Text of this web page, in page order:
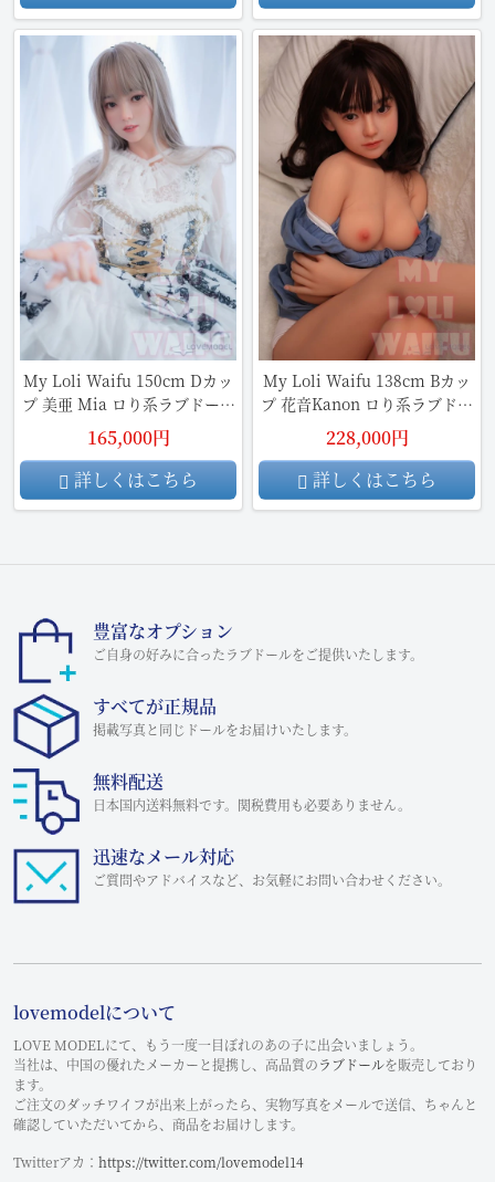
My Loli Waifu 150cm Dカッ
プ 美亜 Mia ロり系ラブドール
TPE材質ボディ
165,000円
詳しくはこちら
My Loli Waifu 138cm Bカッ
プ 花音Kanon ロり系ラブドー
ル TPE材質ボディ
228,000円
詳しくはこちら
豊富なオプション
ご自身の好みに合ったラブドールをご提供いたします。
すべてが正規品
掲載写真と同じドールをお届けいたします。
無料配送
日本国内送料無料です。関税費用も必要ありません。
迅速なメール対応
ご質問やアドバイスなど、お気軽にお問い合わせください。
lovemodelについて
LOVE MODELにて、もう一度一目ぼれのあの子に出会いましょう。
当社は、中国の優れたメーカーと提携し、高品質のラブドールを販売しており
ます。
ご注文のダッチワイフが出来上がったら、実物写真をメールで送信、ちゃんと
確認していただいてから、商品をお届けします。
Twitterアカ： https://twitter.com/lovemodel14